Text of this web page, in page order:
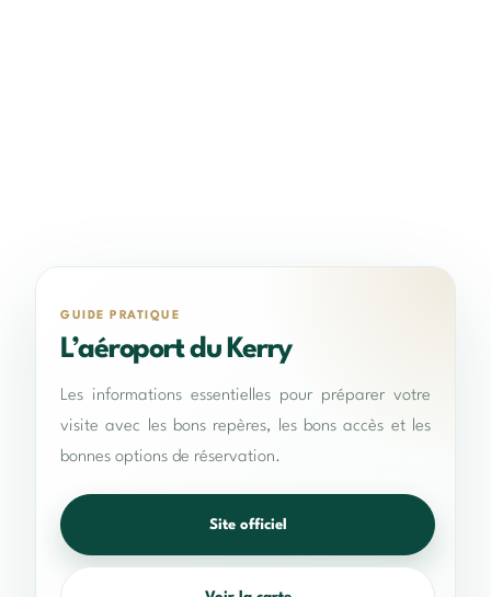
GUIDE PRATIQUE
L’aéroport du Kerry
Les informations essentielles pour préparer votre
visite avec les bons repères, les bons accès et les
bonnes options de réservation.
Site officiel